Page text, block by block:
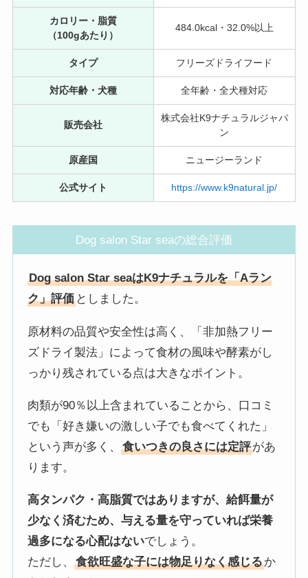
カロリー・脂質
（100gあたり）
484.0kcal・32.0%以上
タイプ フリーズドライフード
対応年齢・犬種 全年齢・全犬種対応
販売会社
株式会社K9ナチュラルジャパ
ン
原産国 ニュージーランド
公式サイト https://www.k9natural.jp/
Dog salon Star seaの総合評価
Dog salon Star seaはK9ナチュラルを「Aラン
ク」評価 としました。
原材料の品質や安全性は高く、「非加熱フリー
ズドライ製法」によって食材の風味や酵素がし
っかり残されている点は大きなポイント。
肉類が90％以上含まれていることから、口コミ
でも「好き嫌いの激しい子でも食べてくれた」
という声が多く、食いつきの良さには定評があ
ります。
高タンパク・高脂質ではありますが、給餌量が
少なく済むため、与える量を守っていれば栄養
過多になる心配はないでしょう。
ただし、食欲旺盛な子には物足りなく感じるか